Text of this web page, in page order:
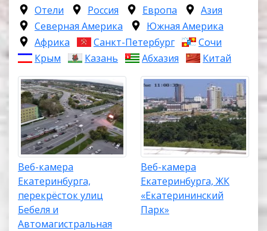
Отели Россия Европа
Азия
Северная Америка
Южная Америка
Африка
Санкт-Петербург
Сочи
Крым
Казань Абхазия Китай
Веб-камера
Екатеринбурга,
перекрёсток улиц
Бебеля и
Автомагистральная
Веб-камера
Екатеринбурга, ЖК
«Екатерининский
Парк»